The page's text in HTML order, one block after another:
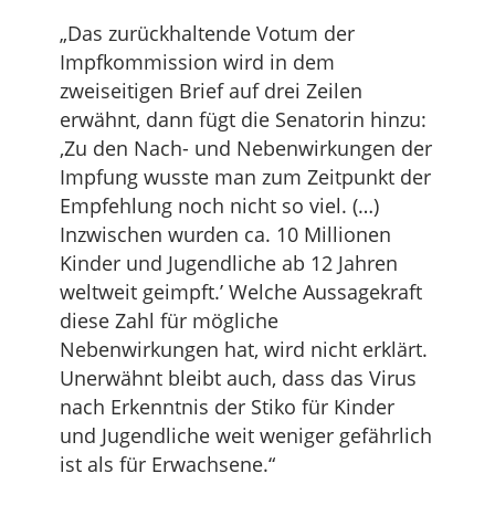
„Das zurückhaltende Votum der
Impfkommission wird in dem
zweiseitigen Brief auf drei Zeilen
erwähnt, dann fügt die Senatorin hinzu:
‚Zu den Nach- und Nebenwirkungen der
Impfung wusste man zum Zeitpunkt der
Empfehlung noch nicht so viel. (…)
Inzwischen wurden ca. 10 Millionen
Kinder und Jugendliche ab 12 Jahren
weltweit geimpft.’ Welche Aussagekraft
diese Zahl für mögliche
Nebenwirkungen hat, wird nicht erklärt.
Unerwähnt bleibt auch, dass das Virus
nach Erkenntnis der Stiko für Kinder
und Jugendliche weit weniger gefährlich
ist als für Erwachsene.“